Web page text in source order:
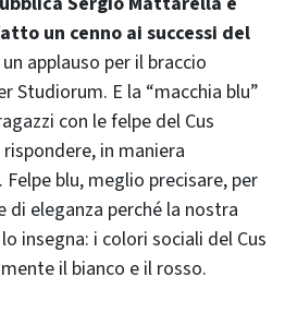
un cenno ai successi del
applauso per il braccio
Studiorum. E la “macchia blu”
con le felpe del Cus
in maniera
Felpe blu, meglio precisare, per
di eleganza perché la nostra
insegna: i colori sociali del Cus
il bianco e il rosso.